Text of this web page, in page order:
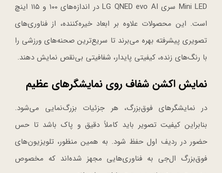
Mini LED سری LG QNED evo AI در اندازه‌های ۱۰۰ و ۱۱۵ اینچ
است. این محصولات علاوه بر ابعاد خیره‌کننده، از فناوری‌های
تصویری پیشرفته بهره می‌برند تا سریع‌ترین صحنه‌های ورزشی را
با رنگ‌های زنده، کیفیتی پایدار، شفافیتی بی‌نقص نمایش دهند.
نمایش اکشن شفاف روی نمایشگرهای عظیم
در نمایشگرهای فوق‌بزرگ، هر جزئیات بزرگ‌نمایی می‌شود.
بنابراین کیفیت تصویر باید کاملاً دقیق و پاک باشد تا حس
حضور در ردیف اول حفظ شود. به همین منظور، تلویزیون‌های
فوق‌بزرگ ال‌جی به فناوری‌هایی مجهز شده‌اند که مخصوص